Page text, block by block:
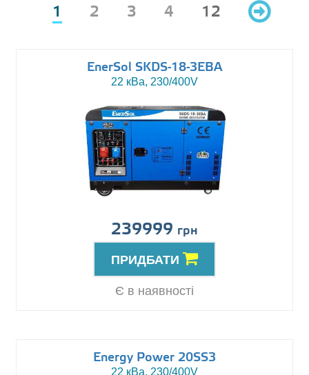
1 2 3 4 12
EnerSol SKDS-18-3EBA
22 кВа, 230/400V
239999 грн
ПРИДБАТИ
Є в наявності
Energy Power 20SS3
22 кВа, 230/400V